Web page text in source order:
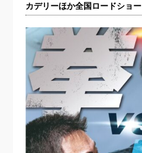
カデリーほか全国ロードショー